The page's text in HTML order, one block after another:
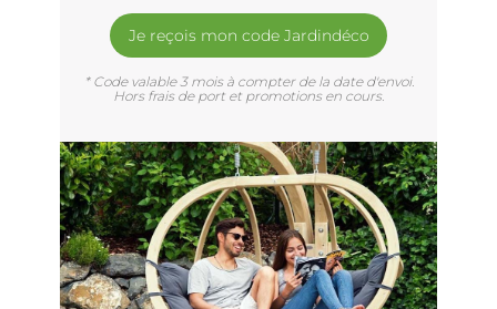
Je reçois mon code Jardindéco
* Code valable 3 mois à compter de la date d'envoi.
Hors frais de port et promotions en cours.